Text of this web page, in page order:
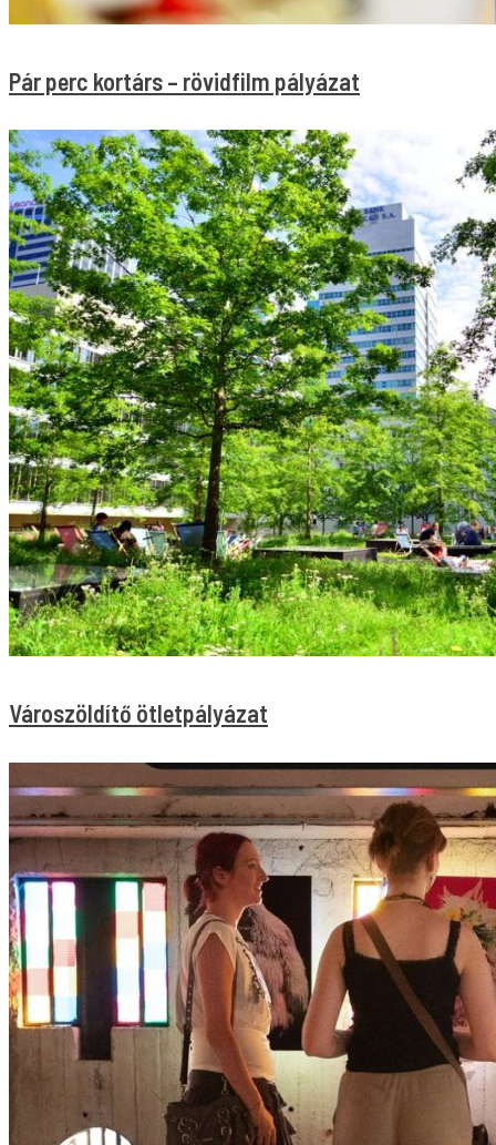
Pár perc kortárs – rövidfilm pályázat
Városzöldítő ötletpályázat